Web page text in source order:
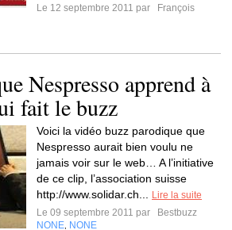
Le 12 septembre 2011 par
François
Nespresso apprend à
fait le buzz
Voici la vidéo buzz parodique que
Nespresso aurait bien voulu ne
jamais voir sur le web… A l’initiative
de ce clip, l’association suisse
http://www.solidar.ch...
Lire la suite
Le 09 septembre 2011 par
Bestbuzz
NONE NONE